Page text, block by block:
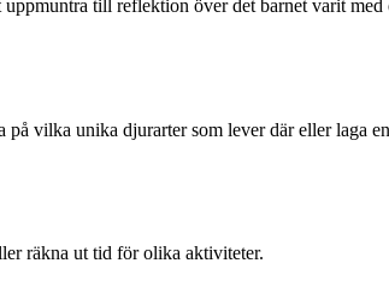
till reflektion över det barnet varit med
på vilka unika djurarter som lever där eller laga
räkna ut tid för olika aktiviteter.